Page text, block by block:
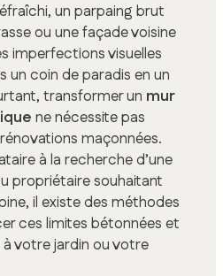
un parpaing brut
ou une façade voisine
imperfections visuelles
coin de paradis en un
transformer un mur
ne nécessite pas
maçonnées.
à la recherche d’une
propriétaire souhaitant
il existe des méthodes
ces limites bétonnées et
votre jardin ou votre